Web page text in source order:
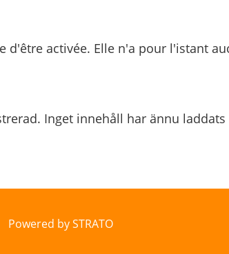
d'être activée. Elle n'a pour l'istant
Inget innehåll har ännu laddats
Powered by STRATO